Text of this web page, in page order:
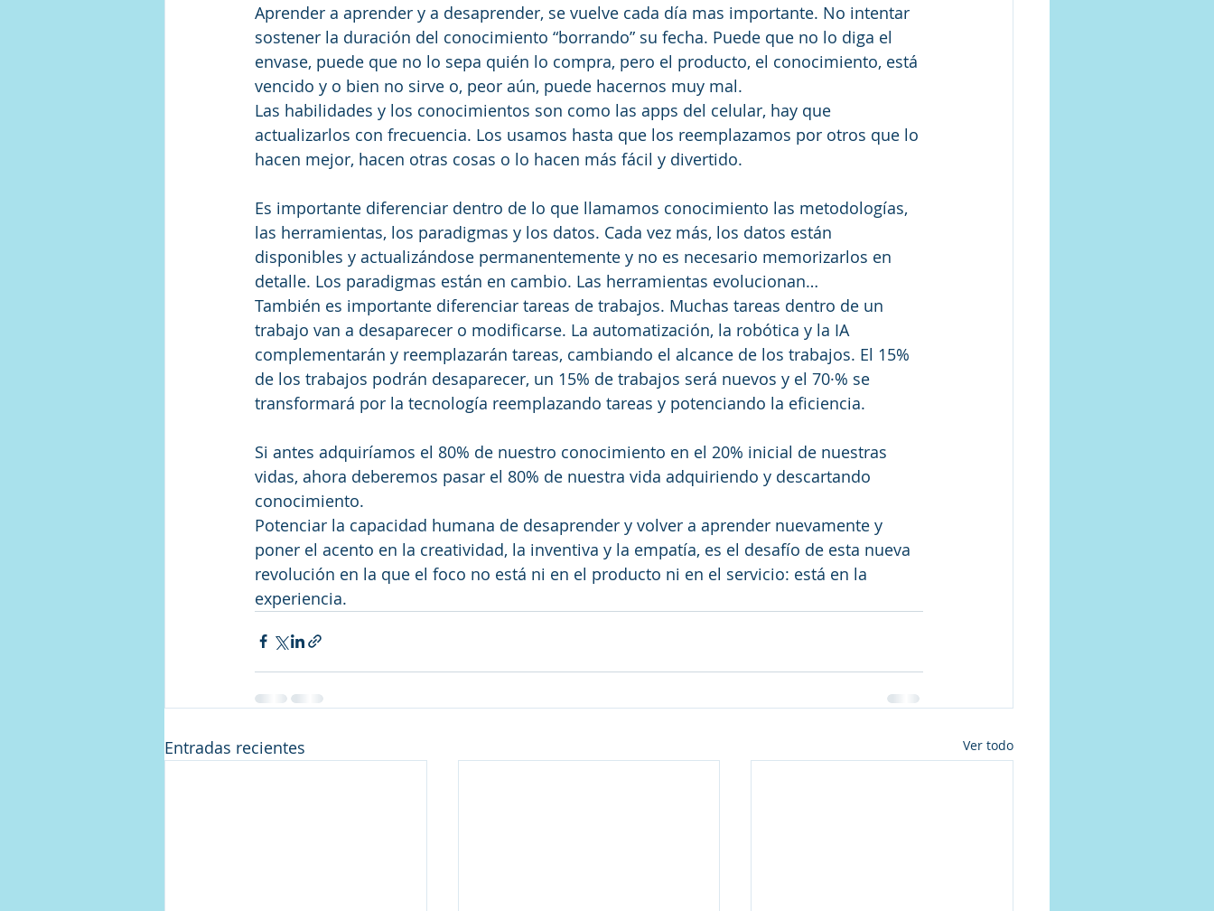
Aprender a aprender y a desaprender, se vuelve cada día mas importante. No intentar
sostener la duración del conocimiento “borrando” su fecha. Puede que no lo diga el
envase, puede que no lo sepa quién lo compra, pero el producto, el conocimiento, está
vencido y o bien no sirve o, peor aún, puede hacernos muy mal.
Las habilidades y los conocimientos son como las apps del celular, hay que
actualizarlos con frecuencia. Los usamos hasta que los reemplazamos por otros que lo
hacen mejor, hacen otras cosas o lo hacen más fácil y divertido.
Es importante diferenciar dentro de lo que llamamos conocimiento las metodologías,
las herramientas, los paradigmas y los datos. Cada vez más, los datos están
disponibles y actualizándose permanentemente y no es necesario memorizarlos en
detalle. Los paradigmas están en cambio. Las herramientas evolucionan…
También es importante diferenciar tareas de trabajos. Muchas tareas dentro de un
trabajo van a desaparecer o modificarse. La automatización, la robótica y la IA
complementarán y reemplazarán tareas, cambiando el alcance de los trabajos. El 15%
de los trabajos podrán desaparecer, un 15% de trabajos será nuevos y el 70·% se
transformará por la tecnología reemplazando tareas y potenciando la eficiencia.
Si antes adquiríamos el 80% de nuestro conocimiento en el 20% inicial de nuestras
vidas, ahora deberemos pasar el 80% de nuestra vida adquiriendo y descartando
conocimiento.
Potenciar la capacidad humana de desaprender y volver a aprender nuevamente y
poner el acento en la creatividad, la inventiva y la empatía, es el desafío de esta nueva
revolución en la que el foco no está ni en el producto ni en el servicio: está en la
experiencia.
Entradas recientes Ver todo